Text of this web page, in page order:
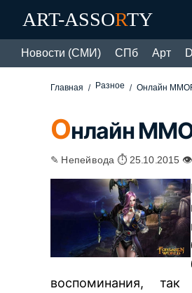
ART-ASSORTY
Новости (СМИ) СПб Арт
Главная Разное Онлайн
Онлайн
✎ Непейвода ⏱ 25.10.2015 👁
воспоминания,